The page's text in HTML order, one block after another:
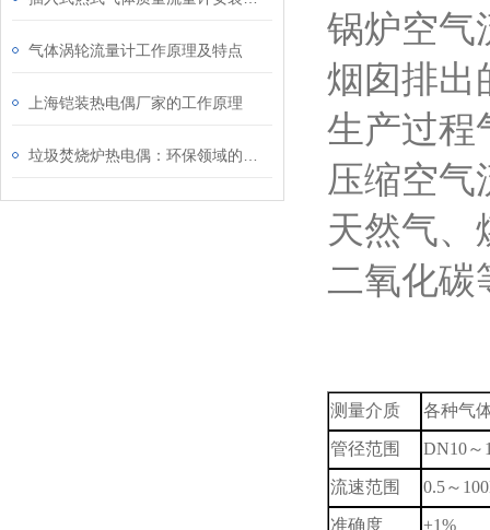
气体涡轮流量计工作原理及特点
上海铠装热电偶厂家的工作原理
锅炉空气
烟囱排出
生产过程
压缩空气
天然气、
二氧化碳
测量介质 各种气
管径范围 DN10～
流速范围 0.5～
准确度 ±1%